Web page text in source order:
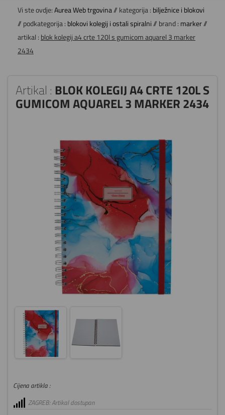
Vi ste ovdje: Aurea Web trgovina// kategorija : bilježnice i blokovi
// podkategorija : blokovi kolegij i ostali spiralni // brand : marker//
artikal : blok kolegij a4 crte 120l s gumicom aquarel 3 marker
2434
Artikal : BLOK KOLEGIJ A4 CRTE 120L S
GUMICOM AQUAREL 3 MARKER 2434
Cijena artikla :
ZAGREB: Artikal dostupan